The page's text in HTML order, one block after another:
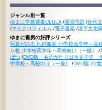
ジャンル別一覧
ゆまに学芸選書ULULA /環境問題 /近代
/マイクロフィルム /電子書籍 /漢字文化
ゆまに書房の好評シリーズ
写真が語る 地球激変 小学校高学年～高
５枚 小学校高学年～高校向け（一般）
/
ばつ /DVD版 ものがたり日本文学史 全
中学校～高校向け（一般）
/DVD版 21世